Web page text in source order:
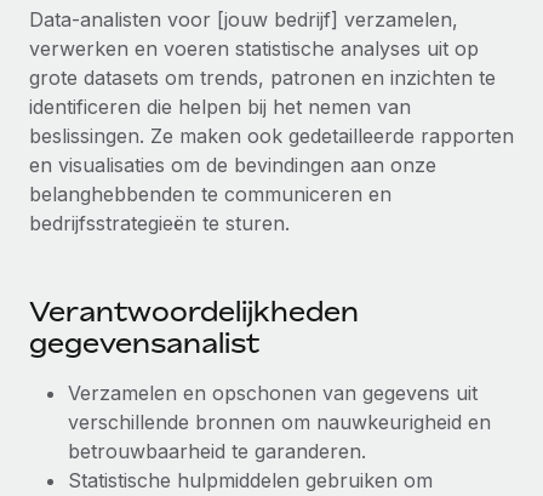
Apparaatbeheer
Lever en track wereldwijd IT-middelen
Entiteiten oprichten
Stel snel compliant entiteiten op
Mobiliteit en overplaatsing
Plaats werknemers moeiteloos over
beheren
EOR en PEO
Contractor Management
Belastingen
Naar de blog
Productupdates van Remote: Gusto- en Xero-
integraties en Contractor Management Plus
Het blijft de missie van Remote om alle soorten bedrijven
te helpen bij het aannemen, beheren en...
Meer informatie
Data-analisten voor [jouw bedrijf] verzamelen,
verwerken en voeren statistische analyses uit op
grote datasets om trends, patronen en inzichten te
identificeren die helpen bij het nemen van
beslissingen. Ze maken ook gedetailleerde rapporten
en visualisaties om de bevindingen aan onze
belanghebbenden te communiceren en
bedrijfsstrategieën te sturen.
Verantwoordelijkheden
gegevensanalist
Verzamelen en opschonen van gegevens uit
verschillende bronnen om nauwkeurigheid en
betrouwbaarheid te garanderen.
Statistische hulpmiddelen gebruiken om